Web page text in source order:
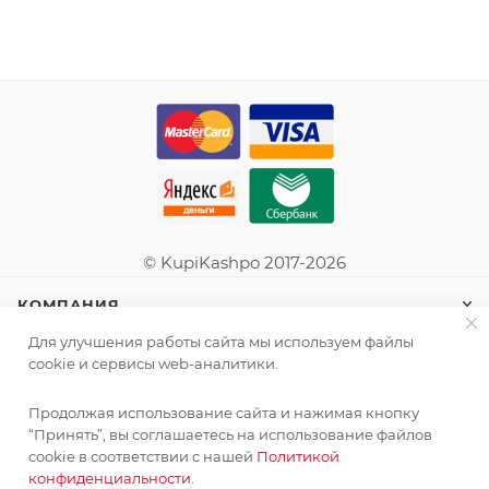
© KupiKashpo 2017-2026
КОМПАНИЯ
ИНФОРМАЦИЯ
ПОМОЩЬ
Для улучшения работы сайта мы используем файлы
cookie и сервисы web-аналитики.
Продолжая использование сайта и нажимая кнопку
“Принять”, вы соглашаетесь на использование файлов
cookie в соответствии с нашей Политикой
конфиденциальности.